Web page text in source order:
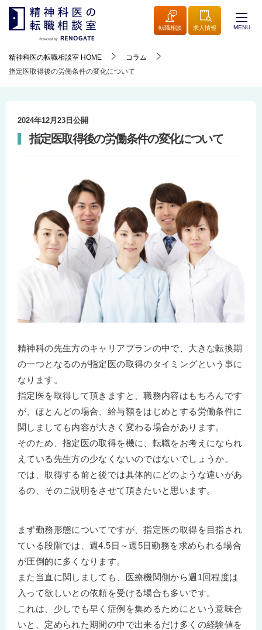
転職相談 求人情報 MENU
精神科医の転職相談室 HOME
コラム
指定医取得後の労働条件の変化について
2024年12月23日 公開
指定医取得後の労働条件の変化について
精神科の先生方のキャリアプランの中で、大きな転換期
の一つとなるのが指定医の取得のタイミングという事に
なります。
指定医を取得して頂きますと、職務内容はもちろんです
が、ほとんどの場合、給与額をはじめとする労働条件に
関しましても内容が大きく変わる場合があります。
そのため、指定医の取得を機に、転職をお考えになられ
えている先生方の少なくないのではないでしょうか。
では、取得する前と後では具体的にどのような違いがあ
るの、そのご説明をさせて頂きたいと思います。
まず勤務形態についてですが、指定医の取得を目指され
ている段階では、週4.5日～週5日勤務を求められる場合
が圧倒的に多くなります。
また当直に関しましても、医療機関側から週1回程度は
入って欲しいとの依頼を受ける場合も多いです。
これは、少しでも早く症例を集めるためにという意味合
いと、定められた期間の中で出来るだけ多くの経験値を